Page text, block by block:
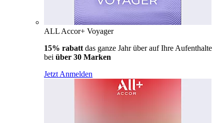
ALL Accor+ Voyager
15% rabatt das ganze Jahr über auf Ihre Aufenthalte
bei über 30 Marken
Jetzt Anmelden